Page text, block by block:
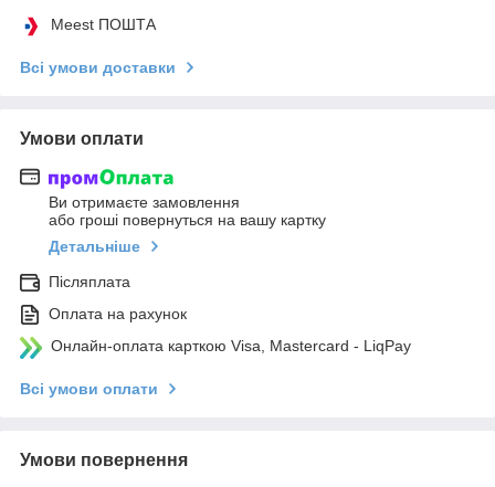
Meest ПОШТА
Всі умови доставки
Умови оплати
Ви отримаєте замовлення
або гроші повернуться на вашу картку
Детальніше
Післяплата
Оплата на рахунок
Онлайн-оплата карткою Visa, Mastercard - LiqPay
Всі умови оплати
Умови повернення